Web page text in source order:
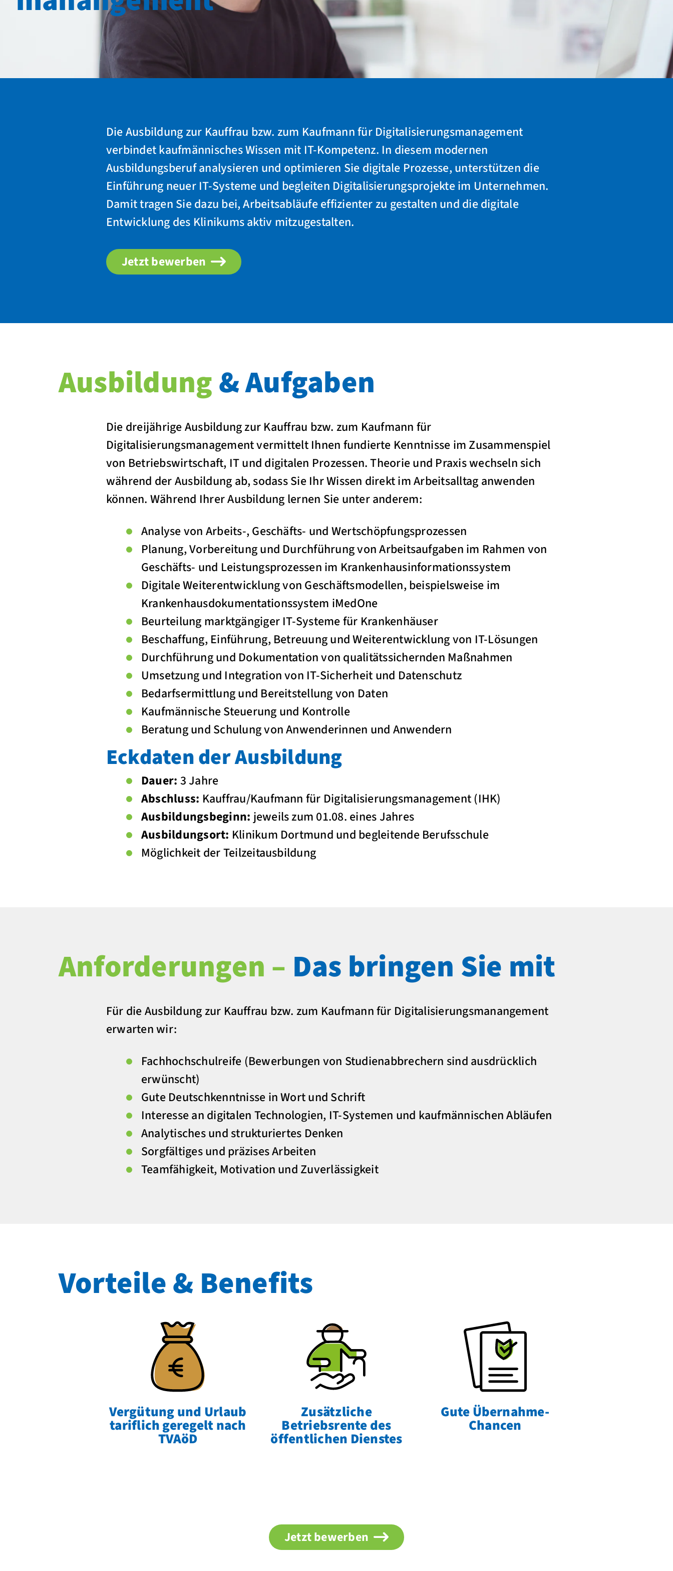
Die Ausbildung zur Kauffrau bzw. zum Kaufmann für Digitalisierungsmanagement
verbindet kaufmännisches Wissen mit IT-Kompetenz. In diesem modernen
Ausbildungsberuf analysieren und optimieren Sie digitale Prozesse, unterstützen die
Einführung neuer IT-Systeme und begleiten Digitalisierungsprojekte im Unternehmen.
Damit tragen Sie dazu bei, Arbeitsabläufe effizienter zu gestalten und die digitale
Entwicklung des Klinikums aktiv mitzugestalten.
Jetzt bewerben
Ausbildung& Aufgaben
Die dreijährige Ausbildung zur Kauffrau bzw. zum Kaufmann für
Digitalisierungsmanagement vermittelt Ihnen fundierte Kenntnisse im Zusammenspiel
von Betriebswirtschaft, IT und digitalen Prozessen. Theorie und Praxis wechseln sich
während der Ausbildung ab, sodass Sie Ihr Wissen direkt im Arbeitsalltag anwenden
können. Während Ihrer Ausbildung lernen Sie unter anderem:
Analyse von Arbeits-, Geschäfts- und Wertschöpfungsprozessen
Planung, Vorbereitung und Durchführung von Arbeitsaufgaben im Rahmen von
Geschäfts- und Leistungsprozessen im Krankenhausinformationssystem
Digitale Weiterentwicklung von Geschäftsmodellen, beispielsweise im
Krankenhausdokumentationssystem iMedOne
Beurteilung marktgängiger IT-Systeme für Krankenhäuser
Beschaffung, Einführung, Betreuung und Weiterentwicklung von IT-Lösungen
Durchführung und Dokumentation von qualitätssichernden Maßnahmen
Umsetzung und Integration von IT-Sicherheit und Datenschutz
Bedarfsermittlung und Bereitstellung von Daten
Kaufmännische Steuerung und Kontrolle
Beratung und Schulung von Anwenderinnen und Anwendern
Eckdaten der Ausbildung
Dauer: 3 Jahre
Abschluss: Kauffrau/Kaufmann für Digitalisierungsmanagement (IHK)
Ausbildungsbeginn: jeweils zum 01.08. eines Jahres
Ausbildungsort: Klinikum Dortmund und begleitende Berufsschule
Möglichkeit der Teilzeitausbildung
Anforderungen – Das bringen Sie mit
Für die Ausbildung zur Kauffrau bzw. zum Kaufmann für Digitalisierungsmanangement
erwarten wir:
Fachhochschulreife (Bewerbungen von Studienabbrechern sind ausdrücklich
erwünscht)
Gute Deutschkenntnisse in Wort und Schrift
Interesse an digitalen Technologien, IT-Systemen und kaufmännischen Abläufen
Analytisches und strukturiertes Denken
Sorgfältiges und präzises Arbeiten
Teamfähigkeit, Motivation und Zuverlässigkeit
Vorteile & Benefits
Vergütung und Urlaub
tariflich geregelt nach
TVAöD
Zusätzliche
Betriebsrente des
öffentlichen Dienstes
Gute Übernahme-
Chancen
Jetzt bewerben